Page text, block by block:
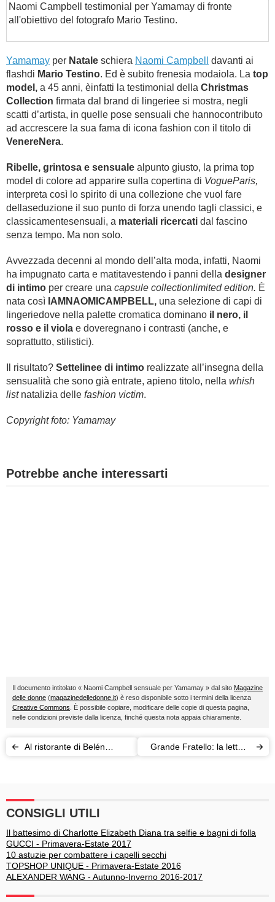
Naomi Campbell testimonial per Yamamay di fronte
all'obiettivo del fotografo Mario Testino.
Yamamay per Natale schiera Naomi Campbell
davanti ai
flashdi Mario Testino. Ed è subito frenesia modaiola. La top
model, a 45 anni, èinfatti la testimonial della Christmas
Collection firmata dal brand di lingeriee si mostra, negli
scatti d’artista, in quelle pose sensuali che hannocontributo
ad accrescere la sua fama di icona fashion con il titolo di
VenereNera.
Ribelle, grintosa e sensuale alpunto giusto, la prima top
model di colore ad apparire sulla copertina di VogueParis,
interpreta così lo spirito di una collezione che vuol fare
dellaseduzione il suo punto di forza unendo tagli classici, e
classicamentesensuali, a materiali ricercati dal fascino
senza tempo. Ma non solo.
Avvezzada decenni al mondo dell’alta moda, infatti, Naomi
ha impugnato carta e matitavestendo i panni della designer
di intimo per creare una capsule collectionlimited edition. È
nata così IAMNAOMICAMPBELL, una selezione di capi di
lingeriedove nella palette cromatica dominano il nero, il
rosso e il viola e doveregnano i contrasti (anche, e
soprattutto, stilistici).
Il risultato? Settelinee di intimo realizzate all’insegna della
sensualità che sono già entrate, apieno titolo, nella whish
listnatalizia delle fashion victim.
Copyright foto: Yamamay
Potrebbe anche interessarti
Il documento intitolato « Naomi Campbell sensuale per Yamamay » dal sito Magazine
delle donne (magazinedelledonne.it) è reso disponibile sotto i termini della licenza
Creative Commons . È possibile copiare, modificare delle copie di questa pagina,
nelle condizioni previste dalla licenza, finché questa nota appaia chiaramente.
Al ristorante di Belén
Gianni Morandi
Grande Fratello: la lettera
CONSIGLI UTILI
Il battesimo di Charlotte Elizabeth Diana tra selfie e bagni di folla
GUCCI - Primavera-Estate 2017
10 astuzie per combattere i capelli secchi
TOPSHOP UNIQUE - Primavera-Estate 2016
ALEXANDER WANG - Autunno-Inverno 2016-2017